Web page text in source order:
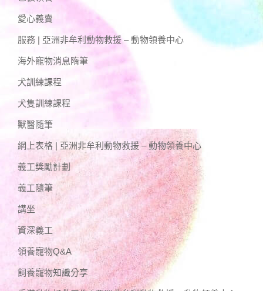
愛心義賣
服務 | 亞洲非牟利動物救援 – 動物領養中心
海外寵物消息隋筆
犬訓練課程
犬隻訓練課程
獸醫隨筆
網上表格 | 亞洲非牟利動物救援 – 動物領養中心
義工獎勵計劃
義工隨筆
講坐
資深義工
領養寵物Q&A
飼養寵物知識分享